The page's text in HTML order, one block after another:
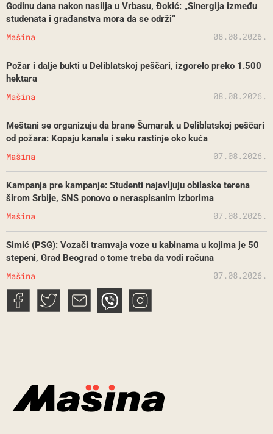
Godinu dana nakon nasilja u Vrbasu, Đokić: „Sinergija između
studenata i građanstva mora da se održi“
Mašina 08.08.2026.
Požar i dalje bukti u Deliblatskoj peščari, izgorelo preko 1.500
hektara
Mašina 08.08.2026.
Meštani se organizuju da brane Šumarak u Deliblatskoj peščari
od požara: Kopaju kanale i seku rastinje oko kuća
Mašina 07.08.2026.
Kampanja pre kampanje: Studenti najavljuju obilaske terena
širom Srbije, SNS ponovo o neraspisanim izborima
Mašina 07.08.2026.
Simić (PSG): Vozači tramvaja voze u kabinama u kojima je 50
stepeni, Grad Beograd o tome treba da vodi računa
Mašina 07.08.2026.